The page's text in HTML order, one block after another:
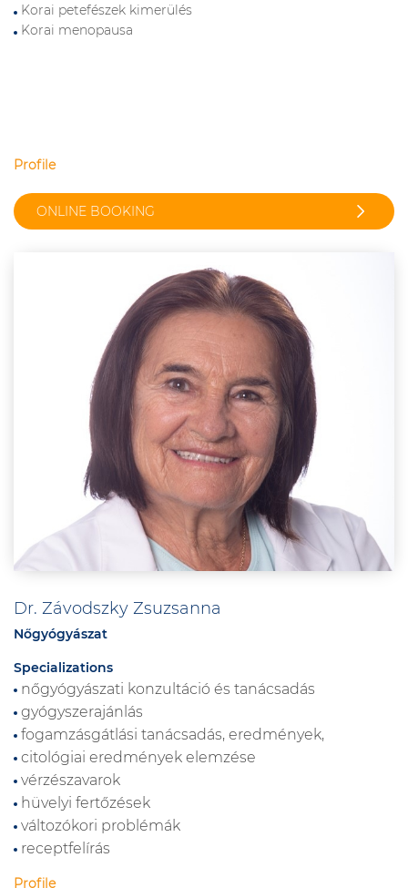
Korai petefészek kimerülés
Korai menopausa
Profile
ONLINE BOOKING
Dr. Závodszky Zsuzsanna
Nőgyógyászat
Specializations
nőgyógyászati konzultáció és tanácsadás
gyógyszerajánlás
fogamzásgátlási tanácsadás, eredmények,
citológiai eredmények elemzése
vérzészavarok
hüvelyi fertőzések
változókori problémák
receptfelírás
Profile